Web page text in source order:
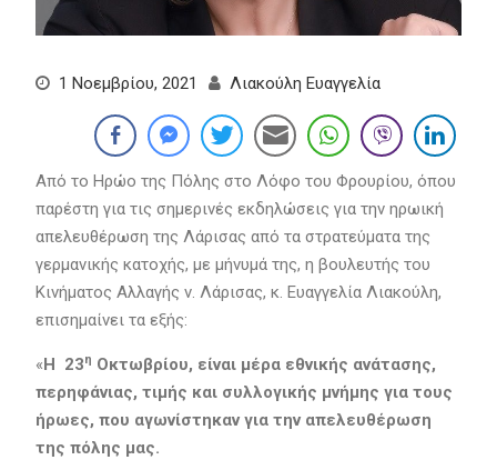
1 Νοεμβρίου, 2021 Λιακούλη Ευαγγελία
Από το Ηρώο της Πόλης στο Λόφο του Φρουρίου, όπου
παρέστη για τις σημερινές εκδηλώσεις για την ηρωική
απελευθέρωση της Λάρισας από τα στρατεύματα της
γερμανικής κατοχής, με μήνυμά της, η βουλευτής του
Κινήματος Αλλαγής ν. Λάρισας, κ. Ευαγγελία Λιακούλη,
επισημαίνει τα εξής:
«Η 23η Οκτωβρίου, είναι μέρα εθνικής ανάτασης,
περηφάνιας, τιμής και συλλογικής μνήμης για τους
ήρωες, που αγωνίστηκαν για την απελευθέρωση
της πόλης μας.